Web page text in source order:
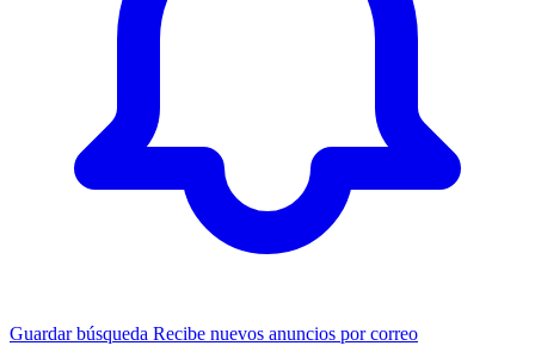
Guardar búsqueda Recibe nuevos anuncios por correo